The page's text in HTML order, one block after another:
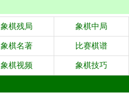
象棋残局 象棋中局
象棋名著 比赛棋谱
象棋视频 象棋技巧